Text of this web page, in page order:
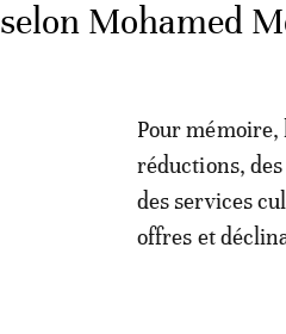
selon Mohamed
Pour mémoire,
réductions,
des services
offres et